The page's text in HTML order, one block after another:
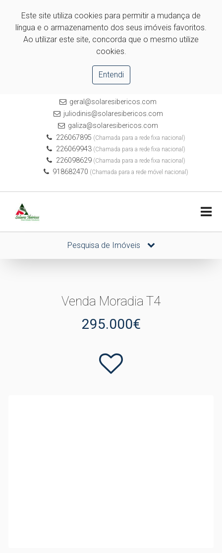
Este site utiliza cookies para permitir a mudança de
língua e o armazenamento dos seus imóveis favoritos.
Ao utilizar este site, concorda que o mesmo utilize
cookies.
Entendi
geral@solaresibericos.com
juliodinis@solaresibericos.com
galiza@solaresibericos.com
226067895 (Chamada para a rede fixa nacional)
226069943(Chamada para a rede fixa nacional)
226098629(Chamada para a rede fixa nacional)
918682470 (Chamada para a rede móvel nacional)
Pesquisa de Imóveis
Venda Moradia T4
295.000€